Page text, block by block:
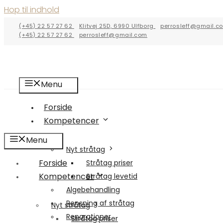
Hop til indhold
(+45) 22 57 27 62 Klitvej 25D, 6990 Ulfborg
(+45) 22 57 27 62
perrosleff@gmail.com
Menu
Forside
Kompetencer
Nyt stråtag
Stråtag priser
Stråtag levetid
Algebehandling
Rensning af stråtag
Reparationer
Menu
Forside
Kompetencer
Nyt stråtag
Stråtag priser